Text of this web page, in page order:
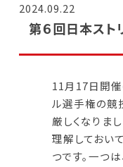
2024.09.22
第６回日本スト
11月17日開催
ル選手権の競
厳しくなりま
理解しておい
つです。一つは